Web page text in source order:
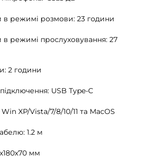
в режимі розмови: 23 години
в режимі прослуховування: 27
2 години
USB Type-C
Win XP/Vista/7/8/10/11 та MacOS
1.2 м
мм